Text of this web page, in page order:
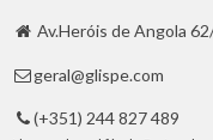
 Av.Heróis de Angola
 geral@glispe.com
 (+351) 244 827 489